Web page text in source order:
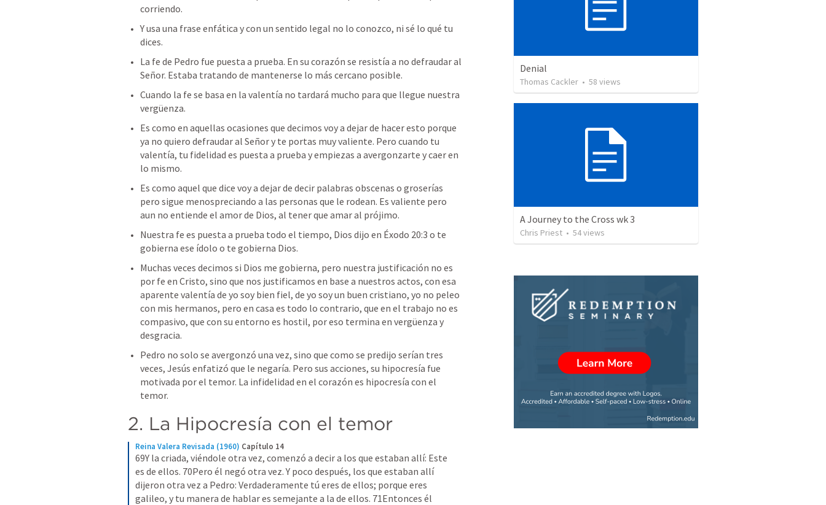
corriendo.
Y usa una frase enfática y con un sentido legal no lo conozco, ni sé lo qué tu
dices.
La fe de Pedro fue puesta a prueba. En su corazón se resistía a no defraudar al
Señor. Estaba tratando de mantenerse lo más cercano posible.
Cuando la fe se basa en la valentía no tardará mucho para que llegue nuestra
vergüenza.
Es como en aquellas ocasiones que decimos voy a dejar de hacer esto porque
ya no quiero defraudar al Señor y te portas muy valiente. Pero cuando tu
valentía, tu fidelidad es puesta a prueba y empiezas a avergonzarte y caer en
lo mismo.
Es como aquel que dice voy a dejar de decir palabras obscenas o groserías
pero sigue menospreciando a las personas que le rodean. Es valiente pero
aun no entiende el amor de Dios, al tener que amar al prójimo.
Nuestra fe es puesta a prueba todo el tiempo, Dios dijo en Éxodo 20:3 o te
gobierna ese ídolo o te gobierna Dios.
Muchas veces decimos si Dios me gobierna, pero nuestra justificación no es
por fe en Cristo, sino que nos justificamos en base a nuestros actos, con esa
aparente valentía de yo soy bien fiel, de yo soy un buen cristiano, yo no peleo
con mis hermanos, pero en casa es todo lo contrario, que en el trabajo no es
compasivo, que con su entorno es hostil, por eso termina en vergüenza y
desgracia.
Pedro no solo se avergonzó una vez, sino que como se predijo serían tres
veces, Jesús enfatizó que le negaría. Pero sus acciones, su hipocresía fue
motivada por el temor. La infidelidad en el corazón es hipocresía con el
temor.
2. La Hipocresía con el temor
Reina Valera Revisada (1960) Capítulo 14
69Y la criada, viéndole otra vez, comenzó a decir a los que estaban allí: Este
es de ellos. 70Pero él negó otra vez. Y poco después, los que estaban allí
dijeron otra vez a Pedro: Verdaderamente tú eres de ellos; porque eres
galileo, y tu manera de hablar es semejante a la de ellos. 71Entonces él
Denial
Thomas Cackler • 58 views
A Journey to the Cross wk 3
Chris Priest • 54views